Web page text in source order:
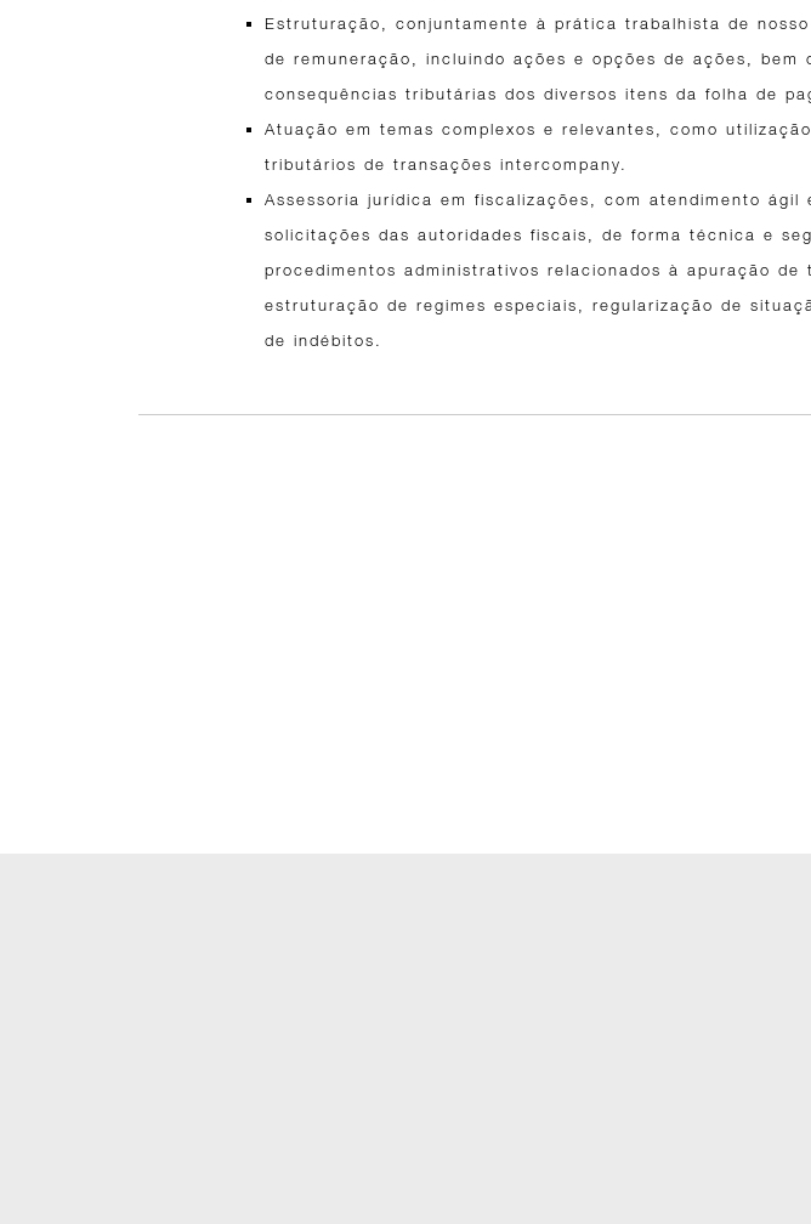
Estruturação, conjuntamente à prática trabalhista de
de remuneração, incluindo ações e opções de ações, bem
consequências tributárias dos diversos itens da folha de
Atuação em temas complexos e relevantes, como
tributários de transações intercompany.
Assessoria jurídica em fiscalizações, com atendimento ágil
solicitações das autoridades fiscais, de forma técnica e
procedimentos administrativos relacionados à apuração de
estruturação de regimes especiais, regularização de
de indébitos.